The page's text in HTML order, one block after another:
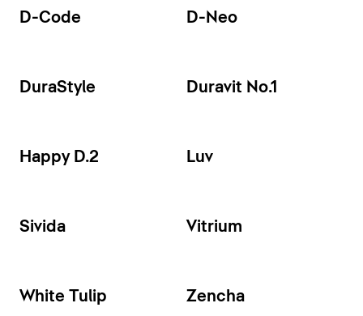
D-Code D-Neo
DuraStyle Duravit No.1
Happy D.2 Luv
Sivida Vitrium
White Tulip Zencha